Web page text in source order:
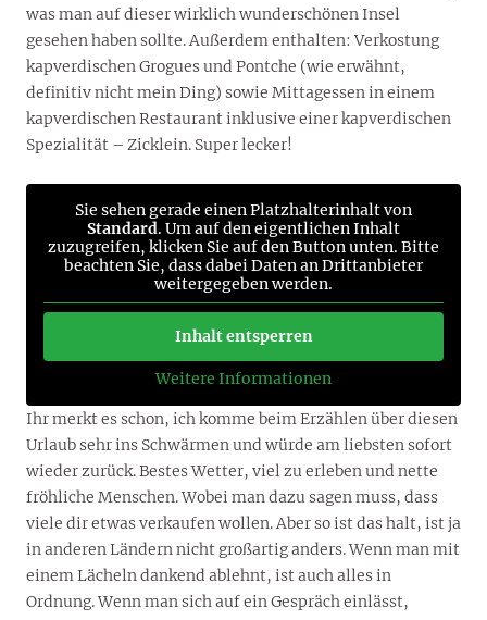
was man auf dieser wirklich wunderschönen Insel
gesehen haben sollte. Außerdem enthalten: Verkostung
kapverdischen Grogues und Pontche (wie erwähnt,
definitiv nicht mein Ding) sowie Mittagessen in einem
kapverdischen Restaurant inklusive einer kapverdischen
Spezialität – Zicklein. Super lecker!
Sie sehen gerade einen Platzhalterinhalt von
Standard. Um auf den eigentlichen Inhalt
zuzugreifen, klicken Sie auf den Button unten. Bitte
beachten Sie, dass dabei Daten an Drittanbieter
weitergegeben werden.
Inhalt entsperren
Weitere Informationen
Ihr merkt es schon, ich komme beim Erzählen über diesen
Urlaub sehr ins Schwärmen und würde am liebsten sofort
wieder zurück. Bestes Wetter, viel zu erleben und nette
fröhliche Menschen. Wobei man dazu sagen muss, dass
viele dir etwas verkaufen wollen. Aber so ist das halt, ist ja
in anderen Ländern nicht großartig anders. Wenn man mit
einem Lächeln dankend ablehnt, ist auch alles in
Ordnung. Wenn man sich auf ein Gespräch einlässt,